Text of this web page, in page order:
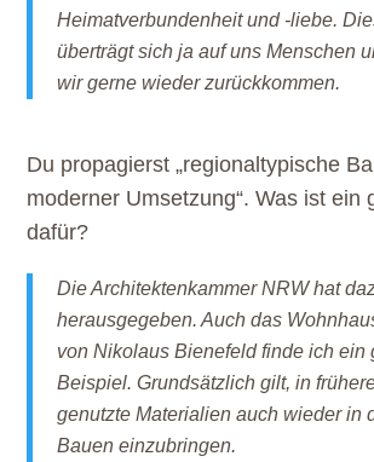
Heimatverbundenheit und -liebe.
überträgt sich ja auf uns Menschen
wir gerne wieder zurückkommen.
Du propagierst „regionaltypische
moderner Umsetzung“. Was ist ein
dafür?
Die Architektenkammer NRW hat
herausgegeben. Auch das
von Nikolaus Bienefeld finde ich ein
Beispiel. Grundsätzlich gilt, in
genutzte Materialien auch wieder in
Bauen einzubringen.